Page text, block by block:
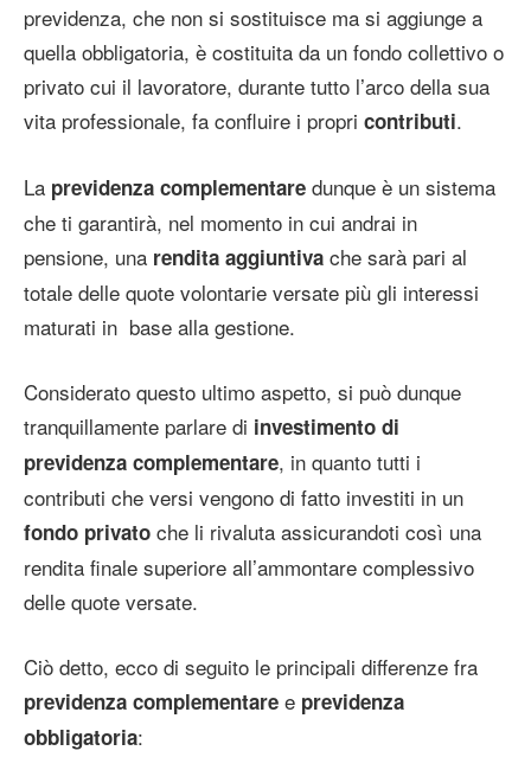
previdenza, che non si sostituisce ma si aggiunge a
quella obbligatoria, è costituita da un fondo collettivo o
privato cui il lavoratore, durante tutto l’arco della sua
vita professionale, fa confluire i propri contributi.
La previdenza complementare dunque è un sistema
che ti garantirà, nel momento in cui andrai in
pensione, una rendita aggiuntiva che sarà pari al
totale delle quote volontarie versate più gli interessi
maturati in base alla gestione.
Considerato questo ultimo aspetto, si può dunque
tranquillamente parlare di investimento di
previdenza complementare, in quanto tutti i
contributi che versi vengono di fatto investiti in un
fondo privato che li rivaluta assicurandoti così una
rendita finale superiore all’ammontare complessivo
delle quote versate.
Ciò detto, ecco di seguito le principali differenze fra
previdenza complementare e previdenza
obbligatoria: